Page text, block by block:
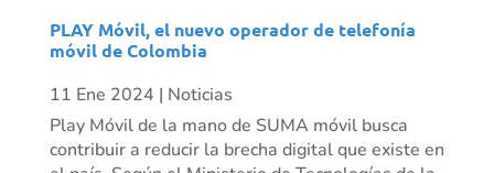
PLAY Móvil, el nuevo operador de telefonía
móvil de Colombia
11 Ene 2024 | Noticias
Play Móvil de la mano de SUMA móvil busca
contribuir a reducir la brecha digital que existe en